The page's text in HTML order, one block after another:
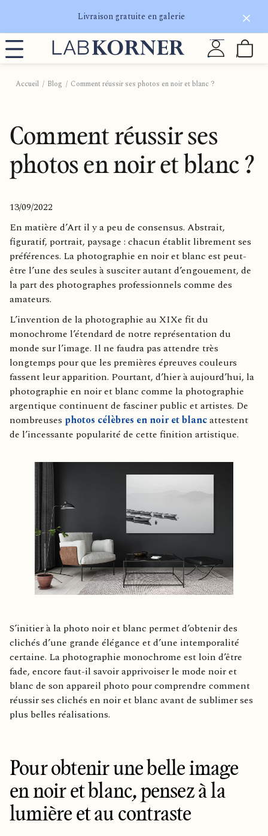
Livraison gratuite en galerie
Accueil Blog Comment réussir ses photos en noir et blanc ?
Comment réussir ses
photos en noir et blanc ?
13/09/2022
En matière d’Art il y a peu de consensus. Abstrait,
figuratif, portrait, paysage : chacun établit librement ses
préférences. La photographie en noir et blanc est peut-
être l’une des seules à susciter autant d’engouement, de
la part des photographes professionnels comme des
amateurs.
L’invention de la photographie au XIXe fit du
monochrome l’étendard de notre représentation du
monde sur l’image. Il ne faudra pas attendre très
longtemps pour que les premières épreuves couleurs
fassent leur apparition. Pourtant, d’hier à aujourd’hui, la
photographie en noir et blanc comme la photographie
argentique continuent de fasciner public et artistes. De
nombreuses photos célèbres en noir et blancattestent
de l’incessante popularité de cette finition artistique.
S’initier à la photo noir et blanc permet d’obtenir des
clichés d’une grande élégance et d’une intemporalité
certaine. La photographie monochrome est loin d’être
fade, encore faut-il savoir apprivoiser le mode noir et
blanc de son appareil photo pour comprendre comment
réussir ses clichés en noir et blanc avant de sublimer ses
plus belles réalisations.
Pour obtenir une belle image
en noir et blanc, pensez à la
lumière et au contraste